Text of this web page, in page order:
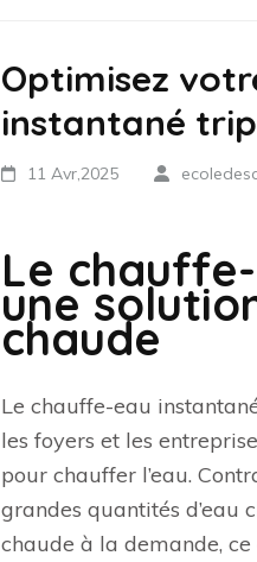
Optimisez
instantané
11 Avr,2025
Le
une
chaude
Le chauffe-eau
les foyers et les
pour chauffer l’eau.
grandes quantités d’eau
chaude à la demande,